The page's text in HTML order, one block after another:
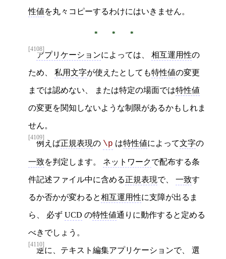
性値を丸々コピーするわけにはいきません。
[4108]
アプリケーションによっては、 相互運用性の
ため、 私用文字が使えたとしても特性値の変更
までは認めない、 または特定の場面では特性値
の変更を関知しないような制限があるかもしれま
せん。
[4109]
例えば正規表現の \p は特性値によって文字の
一致を判定します。 ネットワークで配布する条
件記述ファイル中に含める正規表現で、 一致す
るか否かが変わると相互運用性に支障が出るま
ら、 必ず UCD の特性値通りに動作すると定める
べきでしょう。
[4110]
逆に、テキスト編集アプリケーションで、 選